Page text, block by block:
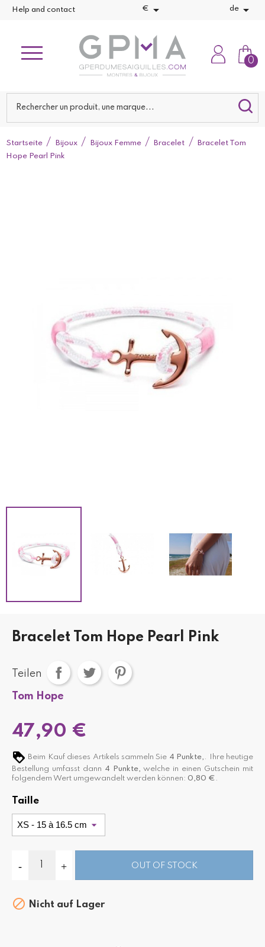
Help and contact €  de 
0
Startseite Bijoux Bijoux Femme Bracelet
Bracelet Tom
Hope Pearl Pink
Bracelet Tom Hope Pearl Pink
Teilen
Tom Hope
47,90 €
Beim Kauf dieses Artikels sammeln Sie 4 Punkte, . Ihre heutige
Bestellung umfasst dann 4 Punkte, welche in einen Gutschein mit
folgendem Wert umgewandelt werden können: 0,80 € .
Taille
OUT OF STOCK
 Nicht auf Lager